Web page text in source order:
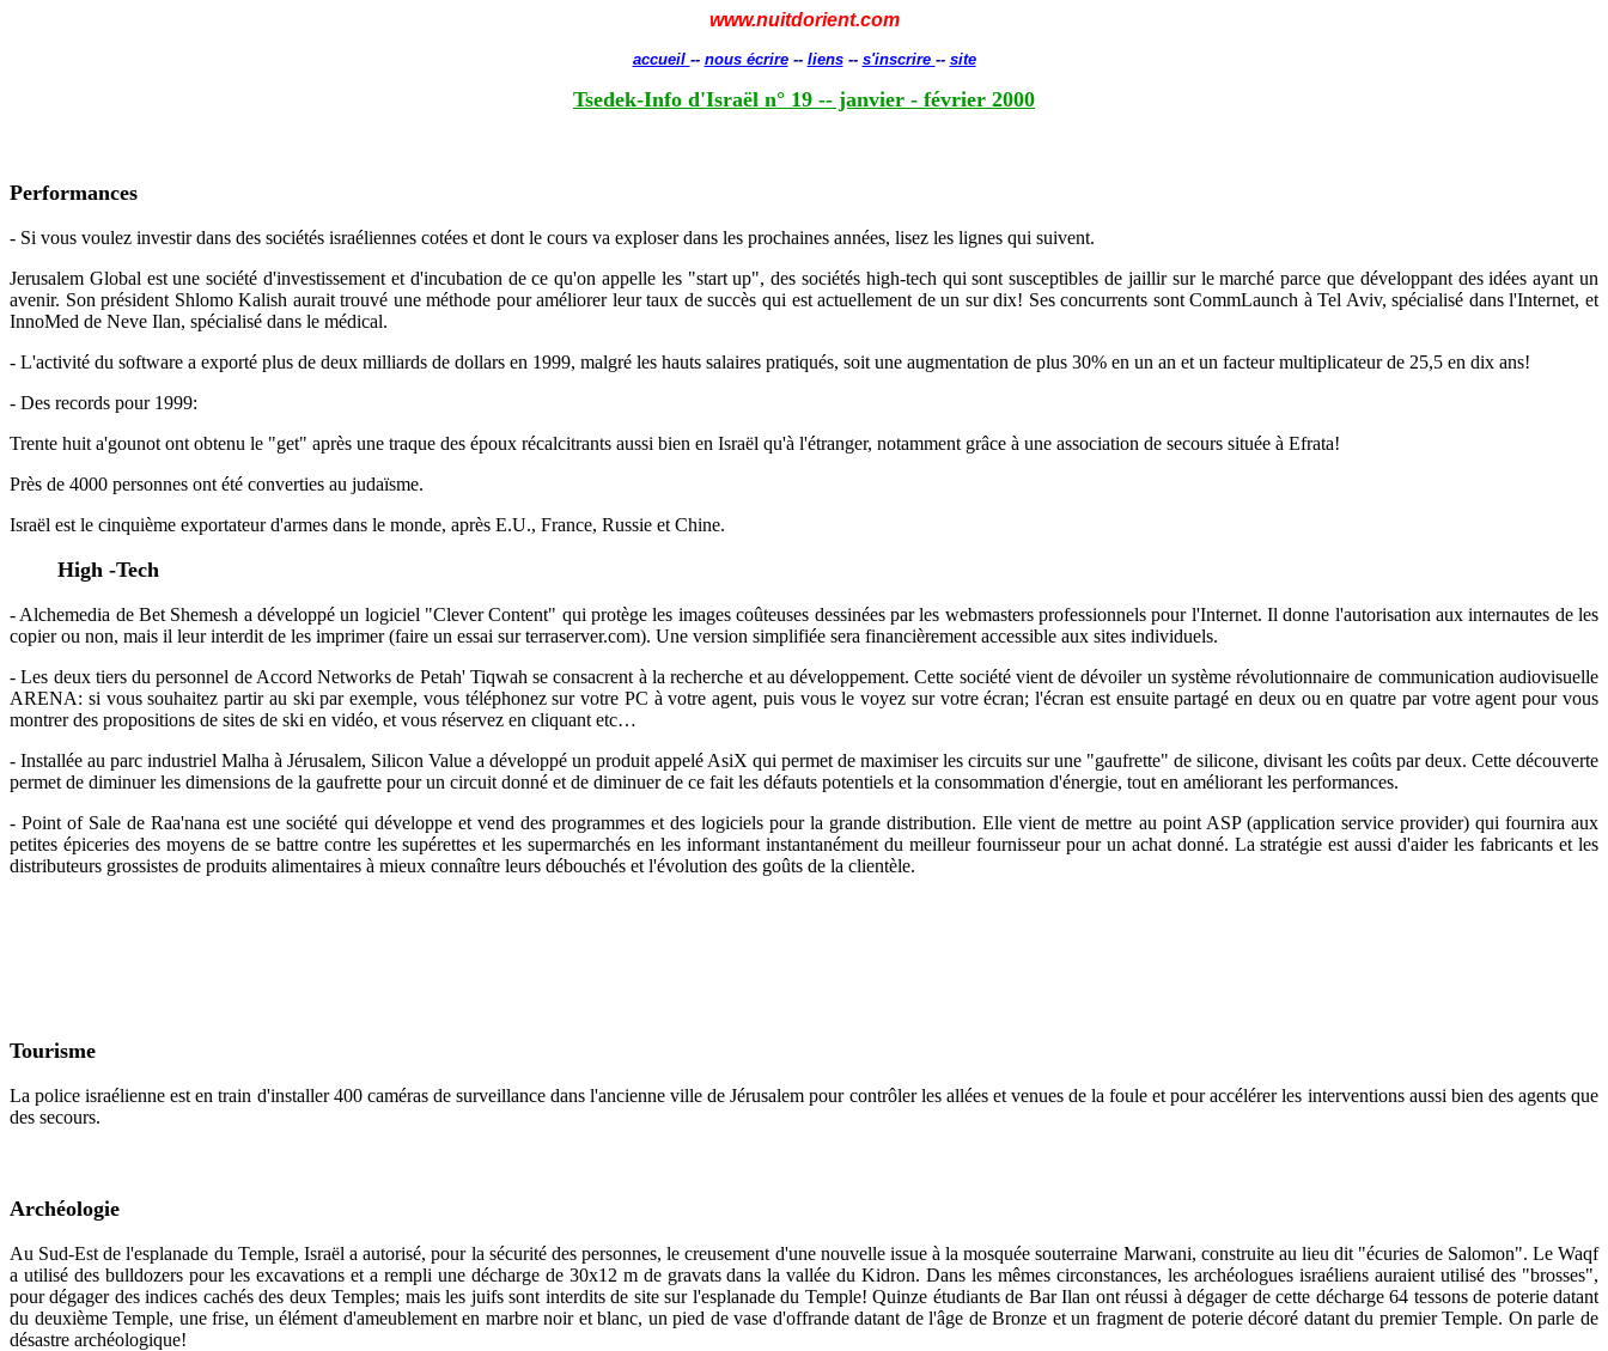
www.nuitdorient.com
accueil -- nous écrire-- liens-- s'inscrire -- site
Tsedek-Info d'Israël n° 19 -- janvier - février 2000
Performances
- Si vous voulez investir dans des sociétés israéliennes cotées et dont le cours va exploser dans les prochaines années, lisez les lignes qui suivent.
Jerusalem Global est une société d'investissement et d'incubation de ce qu'on appelle les "start up", des sociétés high-tech qui sont susceptibles de jaillir sur le marché parce que développant des idées ayant un
avenir. Son président Shlomo Kalish aurait trouvé une méthode pour améliorer leur taux de succès qui est actuellement de un sur dix! Ses concurrents sont CommLaunch à Tel Aviv, spécialisé dans l'Internet, et
InnoMed de Neve Ilan, spécialisé dans le médical.
- L'activité du software a exporté plus de deux milliards de dollars en 1999, malgré les hauts salaires pratiqués, soit une augmentation de plus 30% en un an et un facteur multiplicateur de 25,5 en dix ans!
- Des records pour 1999:
Trente huit a'gounot ont obtenu le "get" après une traque des époux récalcitrants aussi bien en Israël qu'à l'étranger, notamment grâce à une association de secours située à Efrata!
Près de 4000 personnes ont été converties au judaïsme.
Israël est le cinquième exportateur d'armes dans le monde, après E.U., France, Russie et Chine.
High -Tech
- Alchemedia de Bet Shemesh a développé un logiciel "Clever Content" qui protège les images coûteuses dessinées par les webmasters professionnels pour l'Internet. Il donne l'autorisation aux internautes de les
copier ou non, mais il leur interdit de les imprimer (faire un essai sur terraserver.com). Une version simplifiée sera financièrement accessible aux sites individuels.
- Les deux tiers du personnel de Accord Networks de Petah' Tiqwah se consacrent à la recherche et au développement. Cette société vient de dévoiler un système révolutionnaire de communication audiovisuelle
ARENA: si vous souhaitez partir au ski par exemple, vous téléphonez sur votre PC à votre agent, puis vous le voyez sur votre écran; l'écran est ensuite partagé en deux ou en quatre par votre agent pour vous
montrer des propositions de sites de ski en vidéo, et vous réservez en cliquant etc…
- Installée au parc industriel Malha à Jérusalem, Silicon Value a développé un produit appelé AsiX qui permet de maximiser les circuits sur une "gaufrette" de silicone, divisant les coûts par deux. Cette découverte
permet de diminuer les dimensions de la gaufrette pour un circuit donné et de diminuer de ce fait les défauts potentiels et la consommation d'énergie, tout en améliorant les performances.
- Point of Sale de Raa'nana est une société qui développe et vend des programmes et des logiciels pour la grande distribution. Elle vient de mettre au point ASP (application service provider) qui fournira aux
petites épiceries des moyens de se battre contre les supérettes et les supermarchés en les informant instantanément du meilleur fournisseur pour un achat donné. La stratégie est aussi d'aider les fabricants et les
distributeurs grossistes de produits alimentaires à mieux connaître leurs débouchés et l'évolution des goûts de la clientèle.
Tourisme
La police israélienne est en train d'installer 400 caméras de surveillance dans l'ancienne ville de Jérusalem pour contrôler les allées et venues de la foule et pour accélérer les interventions aussi bien des agents que
des secours.
Archéologie
Au Sud-Est de l'esplanade du Temple, Israël a autorisé, pour la sécurité des personnes, le creusement d'une nouvelle issue à la mosquée souterraine Marwani, construite au lieu dit "écuries de Salomon". Le Waqf
a utilisé des bulldozers pour les excavations et a rempli une décharge de 30x12 m de gravats dans la vallée du Kidron. Dans les mêmes circonstances, les archéologues israéliens auraient utilisé des "brosses",
pour dégager des indices cachés des deux Temples; mais les juifs sont interdits de site sur l'esplanade du Temple! Quinze étudiants de Bar Ilan ont réussi à dégager de cette décharge 64 tessons de poterie datant
du deuxième Temple, une frise, un élément d'ameublement en marbre noir et blanc, un pied de vase d'offrande datant de l'âge de Bronze et un fragment de poterie décoré datant du premier Temple. On parle de
désastre archéologique!